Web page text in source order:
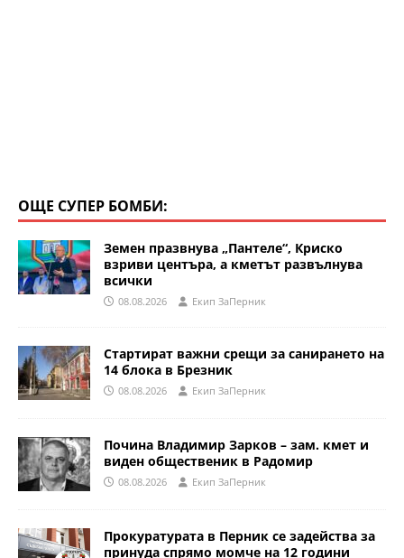
ОЩЕ СУПЕР БОМБИ:
Земен празвнува „Пантеле“, Криско
взриви центъра, а кметът развълнува
всички
08.08.2026 Eкип ЗаПерник
Стартират важни срещи за санирането на
14 блока в Брезник
08.08.2026 Eкип ЗаПерник
Почина Владимир Зарков – зам. кмет и
виден общественик в Радомир
08.08.2026 Eкип ЗаПерник
Прокуратурата в Перник се задейства за
принуда спрямо момче на 12 години